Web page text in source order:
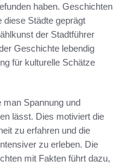
haben. Geschichten
diese Städte geprägt
der Stadtführer
Geschichte lebendig
für kulturelle Schätze
man Spannung und
lässt. Dies motiviert die
zu erfahren und die
zu erleben. Die
mit Fakten führt dazu,